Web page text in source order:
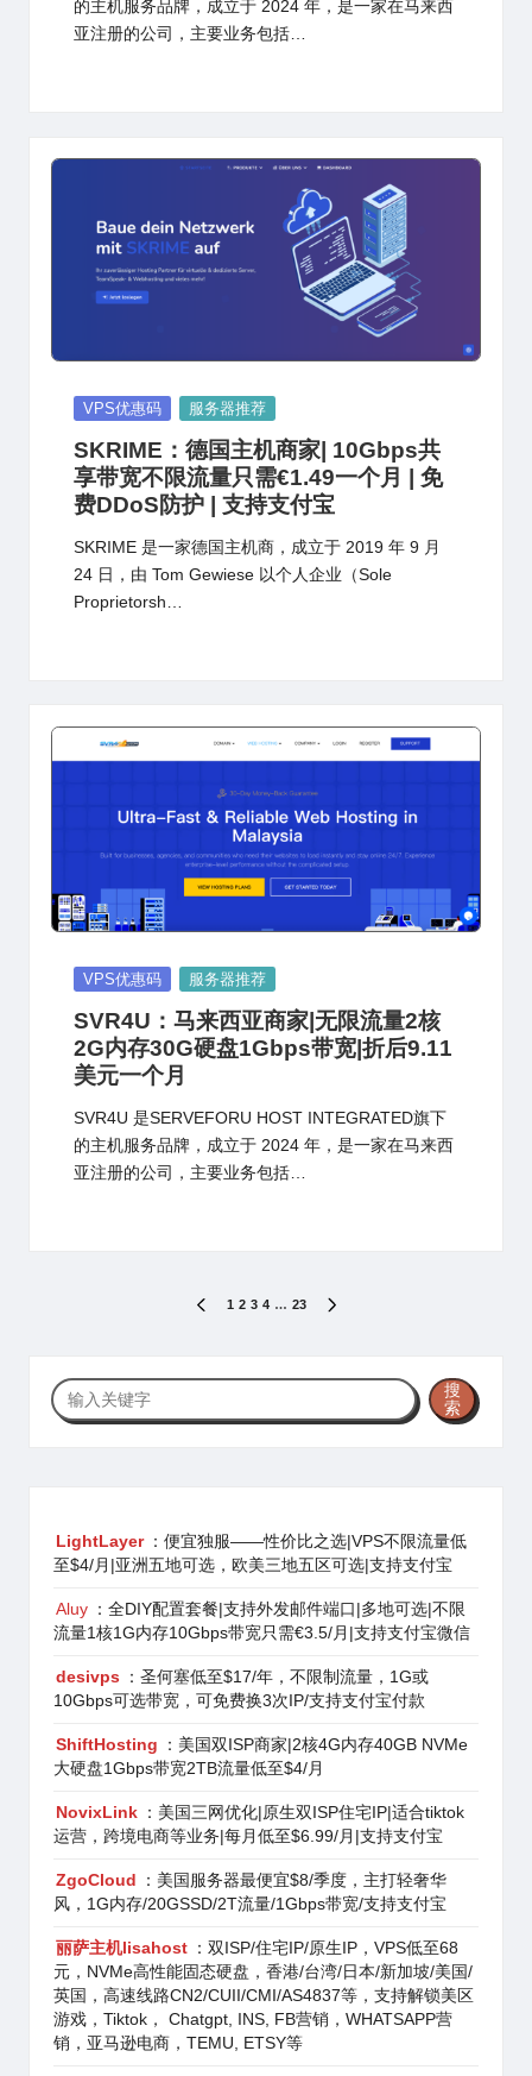
的主机服务品牌，成立于 2024 年，是一家在马来西
亚注册的公司，主要业务包括…
Posted
VPS优惠码 服务器推荐
SKRIME：德国主机商家| 10Gbps共
享带宽不限流量只需€1.49一个月 | 免
费DDoS防护 | 支持支付宝
SKRIME 是一家德国主机商，成立于 2019 年 9 月
24 日，由 Tom Gewiese 以个人企业（Sole
Proprietorsh…
Posted
VPS优惠码 服务器推荐
SVR4U：马来西亚商家|无限流量2核
2G内存30G硬盘1Gbps带宽|折后9.11
美元一个月
SVR4U 是SERVEFORU HOST INTEGRATED旗下
的主机服务品牌，成立于 2024 年，是一家在马来西
亚注册的公司，主要业务包括…
分
页
PREVIOUS
1 2 3 4 … 23
搜
索
搜
索
LightLayer ：便宜独服——性价比之选|VPS不限流量低
至$4/月|亚洲五地可选，欧美三地五区可选|支持支付宝
Aluy ：全DIY配置套餐|支持外发邮件端口|多地可选|不限
流量1核1G内存10Gbps带宽只需€3.5/月|支持支付宝微信
desivps
：圣何塞低至$17/年，不限制流量，1G或
10Gbps可选带宽，可免费换3次IP/支持支付宝付款
ShiftHosting
：美国双ISP商家|2核4G内存40GB NVMe
大硬盘1Gbps带宽2TB流量低至$4/月
NovixLink ：美国三网优化|原生双ISP住宅IP|适合tiktok
运营，跨境电商等业务|每月低至$6.99/月|支持支付宝
ZgoCloud
：美国服务器最便宜$8/季度，主打轻奢华
风，1G内存/20GSSD/2T流量/1Gbps带宽/支持支付宝
丽萨主机lisahost ：双ISP/住宅IP/原生IP，VPS低至68
元，NVMe高性能固态硬盘，香港/台湾/日本/新加坡/美国/
英国，高速线路CN2/CUII/CMI/AS4837等，支持解锁美区
游戏，Tiktok， Chatgpt, INS, FB营销，WHATSAPP营
销，亚马逊电商，TEMU, ETSY等